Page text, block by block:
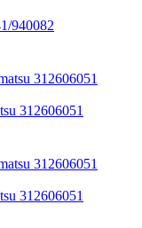
940082
312606051
312606051